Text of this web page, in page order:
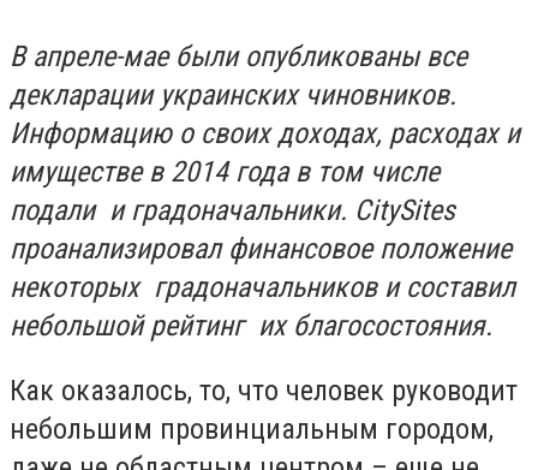
В апреле-мае были опубликованы все
декларации украинских чиновников.
Информацию о своих доходах, расходах и
имуществе в 2014 года в том числе
подали и градоначальники. CitySites
проанализировал финансовое положение
некоторых градоначальников и составил
небольшой рейтинг их благосостояния.
Как оказалось, то, что человек руководит
небольшим провинциальным городом,